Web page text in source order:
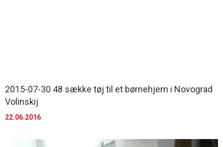
2015-07-30 48 sække tøj til et børnehjem i Novograd
Volinskij
22.06.2016